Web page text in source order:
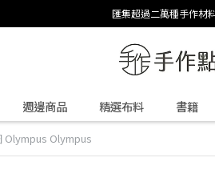
匯集超過二萬種手作材
週邊商品 精選布料 書籍
Olympus Olympus